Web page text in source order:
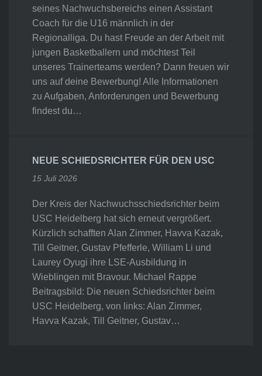
seines Nachwuchsbereichs einen Assistant
Coach für die U16 männlich in der
Regionalliga. Du hast Freude an der Arbeit mit
jungen Basketballern und möchtest Teil
unseres Trainerteams werden? Dann freuen wir
uns auf deine Bewerbung! Alle Informationen
zu Aufgaben, Anforderungen und Bewerbung
findest du…
NEUE SCHIEDSRICHTER FÜR DEN USC
15 Juli 2026
Der Kreis der Nachwuchsschiedsrichter beim
USC Heidelberg hat sich erneut vergrößert.
Kürzlich schafften Alan Zimmer, Havva Kazak,
Till Geitner, Gustav Pfefferle, William Li und
Laurey Oyugi ihre LSE-Ausbildung in
Wieblingen mit Bravour. Michael Rappe
Beitragsbild: Die neuen Schiedsrichter beim
USC Heidelberg, von links: Alan Zimmer,
Havva Kazak, Till Geitner, Gustav…